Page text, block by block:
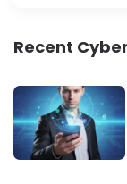
Recent